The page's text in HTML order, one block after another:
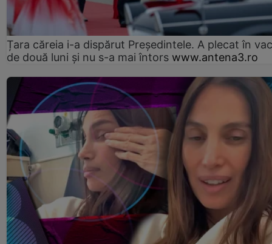
Țara căreia i-a dispărut Președintele. A plecat în
de două luni și nu s-a mai întors www.antena3.ro